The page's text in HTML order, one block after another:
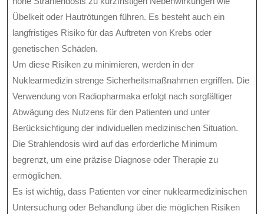
Übelkeit oder Hautrötungen führen. Es besteht auch ein
langfristiges Risiko für das Auftreten von Krebs oder
genetischen Schäden.
Um diese Risiken zu minimieren, werden in der
Nuklearmedizin strenge Sicherheitsmaßnahmen ergriffen. Die
Verwendung von Radiopharmaka erfolgt nach sorgfältiger
Abwägung des Nutzens für den Patienten und unter
Berücksichtigung der individuellen medizinischen Situation.
Die Strahlendosis wird auf das erforderliche Minimum
begrenzt, um eine präzise Diagnose oder Therapie zu
ermöglichen.
Es ist wichtig, dass Patienten vor einer nuklearmedizinischen
Untersuchung oder Behandlung über die möglichen Risiken